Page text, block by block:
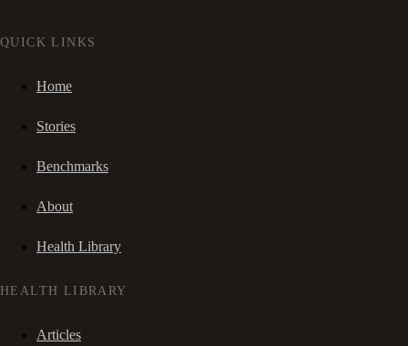
QUICK LINKS
Home
Stories
Benchmarks
About
Health Library
HEALTH LIBRARY
Articles